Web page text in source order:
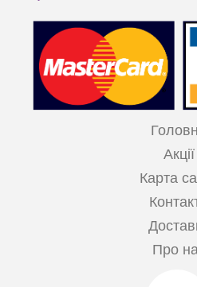
Акції
Карта
Про